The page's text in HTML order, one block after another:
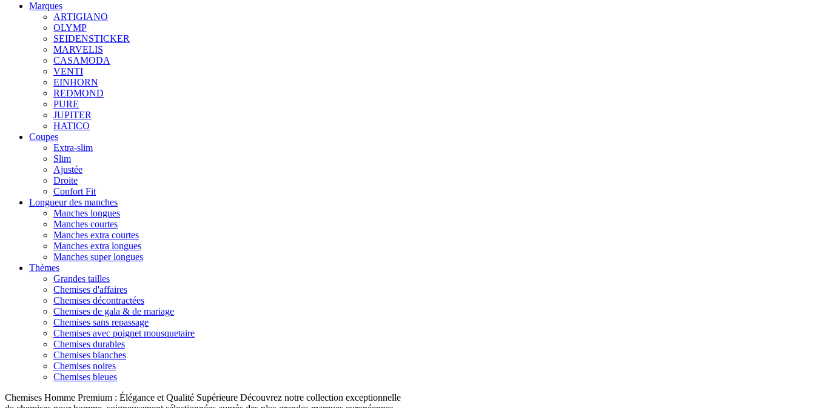
Marques
ARTIGIANO
OLYMP
SEIDENSTICKER
MARVELIS
CASAMODA
VENTI
EINHORN
REDMOND
PURE
JUPITER
HATICO
Coupes
Extra-slim
Slim
Ajustée
Droite
Confort Fit
Longueur des manches
Manches longues
Manches courtes
Manches extra courtes
Manches extra longues
Manches super longues
Thèmes
Grandes tailles
Chemises d'affaires
Chemises décontractées
Chemises de gala & de mariage
Chemises sans repassage
Chemises avec poignet mousquetaire
Chemises durables
Chemises blanches
Chemises noires
Chemises bleues
Chemises Homme Premium : Élégance et Qualité Supérieure Découvrez notre collection exceptionnelle